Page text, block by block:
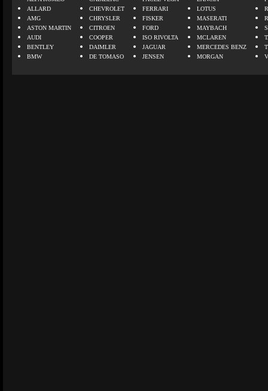
ALLARD
AMG
ASTON MARTIN
AUDI
BENTLEY
BMW
CHEVROLET
CHRYSLER
CITROEN
COOPER
DAIMLER
DE TOMASO
FERRARI
FISKER
FORD
ISO RIVOLTA
JAGUAR
JENSEN
LOTUS
MASERATI
MAYBACH
MCLAREN
MERCEDES BENZ
MORGAN